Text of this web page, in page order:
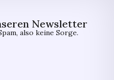
Newsletter
also keine Sorge.